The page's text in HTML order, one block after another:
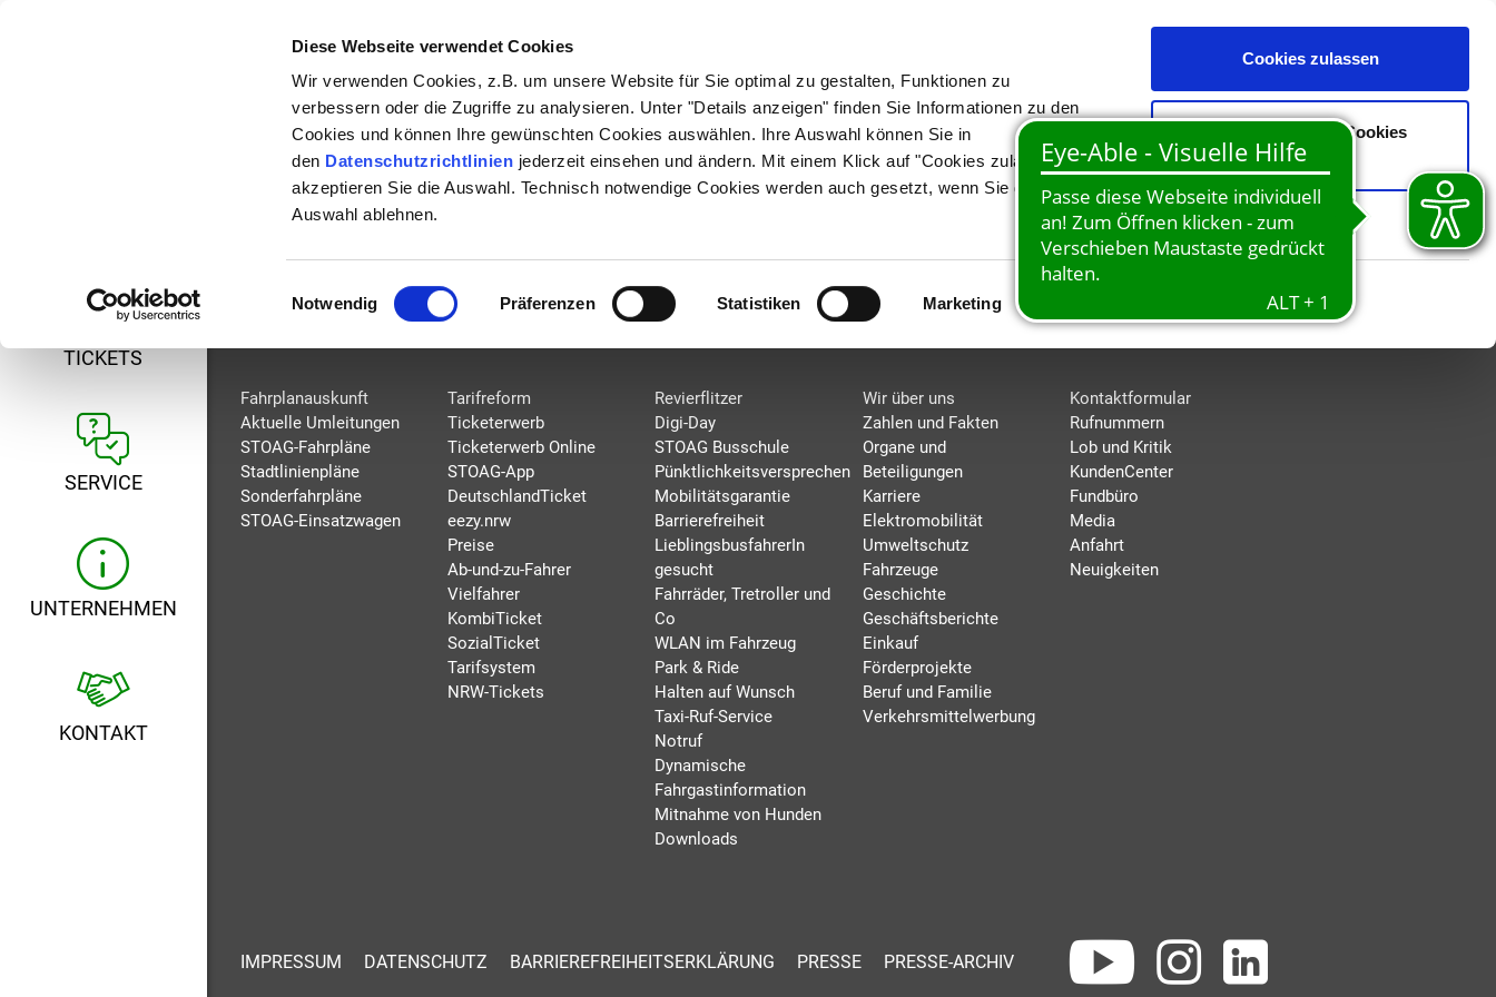
Diese Webseite verwendet Cookies
Wir verwenden Cookies, z.B. um unsere Website für Sie optimal zu gestalten, Funktionen zu
verbessern oder die Zugriffe zu analysieren. Unter "Details anzeigen" finden Sie Informationen zu den
Cookies und können Ihre gewünschten Cookies auswählen. Ihre Auswahl können Sie in
den Datenschutzrichtlinien jederzeit einsehen und ändern. Mit einem Klick auf "Cookies zulassen"
akzeptieren Sie die Auswahl. Technisch notwendige Cookies werden auch gesetzt, wenn Sie die
Auswahl ablehnen.
Einwilligungsauswahl
Notwendig Präferenzen Statistiken Marketing
Cookies zulassen
Nur notwendige Cookies
verwenden
24-H-HOTLINE: 0800 6 50 40 30*
* gebührenfrei aus allen dt. Netzen
Keine aktuellen Umleitungen bei dieser Linie vorhanden.
TICKETS
SERVICE
UNTERNEHMEN
KONTAKT
Fahrplanauskunft
Aktuelle Umleitungen
STOAG-Fahrpläne
Stadtlinienpläne
Sonderfahrpläne
STOAG-Einsatzwagen
Tarifreform
Ticketerwerb
Ticketerwerb Online
STOAG-App
DeutschlandTicket
eezy.nrw
Preise
Ab-und-zu-Fahrer
Vielfahrer
KombiTicket
SozialTicket
Tarifsystem
NRW-Tickets
Revierflitzer
Digi-Day
STOAG Busschule
Pünktlichkeitsversprechen
Mobilitätsgarantie
Barrierefreiheit
LieblingsbusfahrerIn
gesucht
Fahrräder, Tretroller und
Co
WLAN im Fahrzeug
Park & Ride
Halten auf Wunsch
Taxi-Ruf-Service
Notruf
Dynamische
Fahrgastinformation
Mitnahme von Hunden
Downloads
Wir über uns
Zahlen und Fakten
Organe und
Beteiligungen
Karriere
Elektromobilität
Umweltschutz
Fahrzeuge
Geschichte
Geschäftsberichte
Einkauf
Förderprojekte
Beruf und Familie
Verkehrsmittelwerbung
Kontaktformular
Rufnummern
Lob und Kritik
KundenCenter
Fundbüro
Media
Anfahrt
Neuigkeiten
IMPRESSUM DATENSCHUTZ BARRIEREFREIHEITSERKLÄRUNG PRESSE PRESSE-ARCHIV